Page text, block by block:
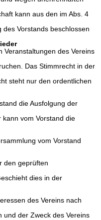
kann aus den im Abs. 4
Vorstands beschlossen
Veranstaltungen des Vereins
Das Stimmrecht in der
steht nur den ordentlichen
die Ausfolgung der
kann vom Vorstand die
vom Vorstand
den geprüften
dies in der
des Vereins nach
und der Zweck des Vereins